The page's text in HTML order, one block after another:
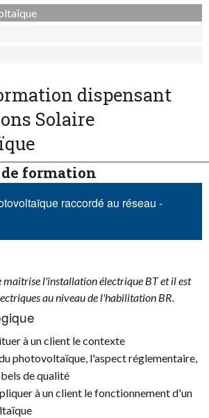
dispensant
Solaire
formation
raccordé au réseau -
maîtrise l'installation électrique BT et il est
au niveau de l'habilitation BR.
à un client le contexte
photovoltaïque, l'aspect réglementaire,
de qualité
à un client le fonctionnement d'un